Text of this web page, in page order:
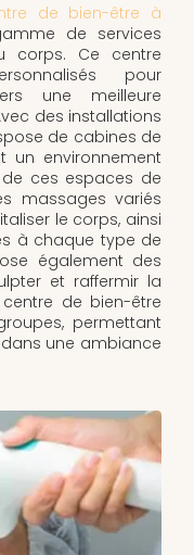
de bien-être à
de services
Ce centre
pour
une meilleure
des installations
de cabines de
un environnement
ces espaces de
massages variés
le corps, ainsi
à chaque type de
également des
et raffermir la
de bien-être
permettant
une ambiance